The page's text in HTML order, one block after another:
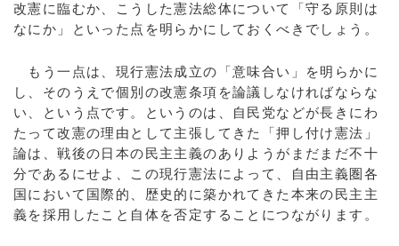
改憲に臨むか、こうした憲法総体について「守る原則は
なにか」といった点を明らかにしておくべきでしょう。
もう一点は、現行憲法成立の「意味合い」を明らかに
し、そのうえで個別の改憲条項を論議しなければならな
い、という点です。というのは、自民党などが長きにわ
たって改憲の理由として主張してきた「押し付け憲法」
論は、戦後の日本の民主主義のありようがまだまだ不十
分であるにせよ、この現行憲法によって、自由主義圏各
国において国際的、歴史的に築かれてきた本来の民主主
義を採用したこと自体を否定することにつながります。